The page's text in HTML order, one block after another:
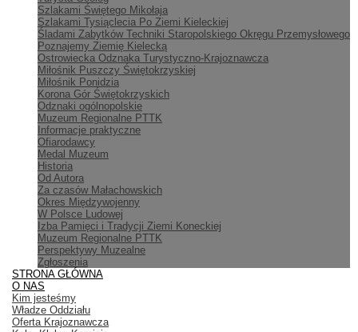
Szlakami Świętego Mikołaja
Szlakami Tysiąclecia Po Ziemi Kieleckiej
Śladami Zabytków Techniki Staropolskiego Okręgu Przemysłowego
Poznajemy Ziemię Kielecką
Ostrowiecka Odznaka Turystyczno-Krajoznawcza
Miłośnik Puszczy Świętokrzyskiej
Miłośnik Ponidzia
Korona Gór Świętokrzyskich
Odznaki ogólnopolskie
Muzeum Regionalne PTTK
Informacje praktyczne
Ofiarodawcy
Medal Muzeum
Historia
Od Autora
Za czasów Małachowskich
Okres Międzywojenny
W Polsce Ludowej
Izba Pamięci i Tradycji Ziemi Koneckiej
Muzeum Regionalne PTTK
Perspektywy Muzealne
Zgłoszenia
STRONA GŁÓWNA
O NAS
Kim jesteśmy
Władze Oddziału
Oferta Krajoznawcza